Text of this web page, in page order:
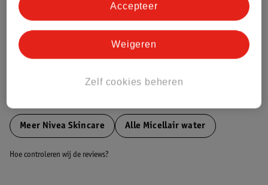
Meer informatie
Bestel & Bezorginformatie
Meer Nivea Skincare Alle Micellair water
Hoe controleren wij de reviews?
Zelf cookies beheren
Weigeren
Accepteer